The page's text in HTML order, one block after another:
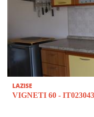
LAZISE
VIGNETI 60 -